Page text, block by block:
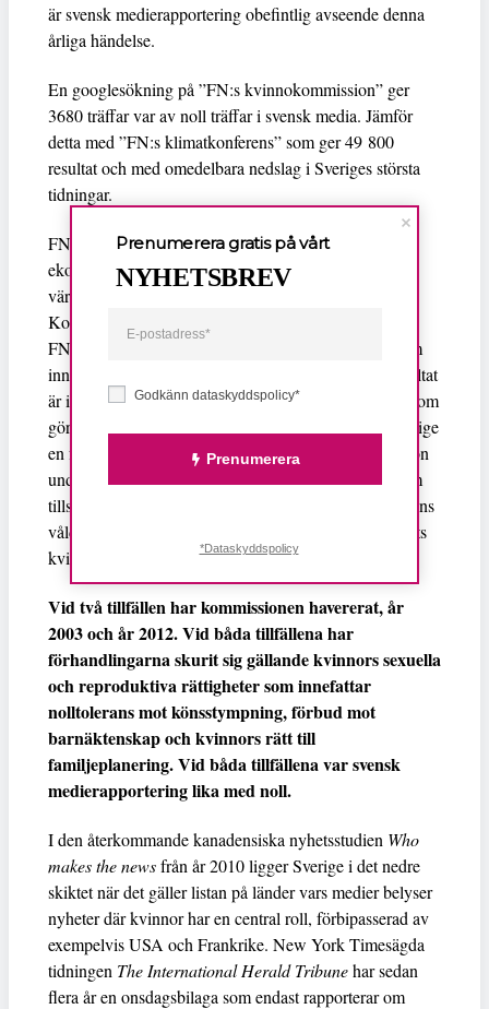
är svensk medierapportering obefintlig avseende denna
årliga händelse.
En googlesökning på ”FN:s kvinnokommission” ger
3680 träffar var av noll träffar i svensk media. Jämför
detta med ”FN:s klimatkonferens” som ger 49 800
resultat och med omedelbara nedslag i Sveriges största
tidningar.
FN:s kvinnokommission är placerad under FN:s
ekonomiska, kulturella och sociala råd och granskar
världens jämställdhet en gång per år, den 4-15 mars.
Kommissionen följer handlingsplanen som antogs vid
FN:s femte kvinnokonferens i Peking år 1995 och som
innehåller tolv kritiska områden. Kommissionens resultat
är internationellt tongivande i de normativa framsteg som
görs på området jämställdhet och i detta arbete är Sverige
en föregångsbild. I år åker Sveriges regeringsdelegation
under ledning av jämställdhetsminister Maria Arnholm
tillsammans med de främsta experterna på området mäns
våld mot kvinnor till New York. Nyhetsvärdet vid årets
kvinnokommission är odiskutabel.
Vid två tillfällen har kommissionen havererat, år
2003 och år 2012. Vid båda tillfällena har
förhandlingarna skurit sig gällande kvinnors sexuella
och reproduktiva rättigheter som innefattar
nolltolerans mot könsstympning, förbud mot
barnäktenskap och kvinnors rätt till
familjeplanering. Vid båda tillfällena var svensk
medierapportering lika med noll.
I den återkommande kanadensiska nyhetsstudien Who
makes the newsfrån år 2010 ligger Sverige i det nedre
skiktet när det gäller listan på länder vars medier belyser
nyheter där kvinnor har en central roll, förbipasserad av
exempelvis USA och Frankrike. New York Timesägda
tidningen The International Herald Tribunehar sedan
flera år en onsdagsbilaga som endast rapporterar om
Godkänn dataskyddspolicy*
Prenumerera
Prenumerera gratis på vårt
NYHETSBREV
*Dataskyddspolicy